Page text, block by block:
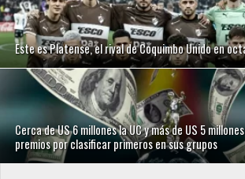
Este es Platense, el rival de Coquimbo Unido en
Cerca de US 6 millones la UC y más de US 5
premios por clasificar primeros en sus grupos